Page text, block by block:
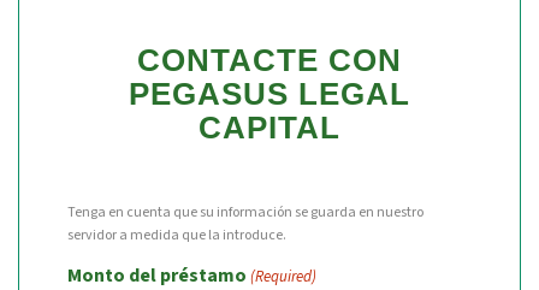
CONTACTE CON
PEGASUS LEGAL
CAPITAL
Tenga en cuenta que su información se guarda en nuestro
servidor a medida que la introduce.
Monto del préstamo (Required)